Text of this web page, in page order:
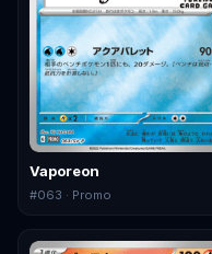
Vaporeon
#063 · Promo